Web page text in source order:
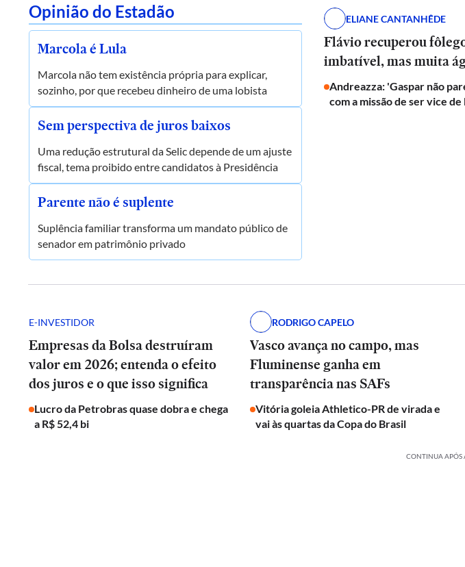
Opinião do Estadão
Marcola é Lula
Marcola não tem existência própria para explicar,
sozinho, por que recebeu dinheiro de uma lobista
Sem perspectiva de juros baixos
Uma redução estrutural da Selic depende de um ajuste
fiscal, tema proibido entre candidatos à Presidência
Parente não é suplente
Suplência familiar transforma um mandato público de
senador em patrimônio privado
ELIANE CANTANHÊDE
Flávio recuperou
imbatível, mas muita
Andreazza: 'Gaspar não
com a missão de ser vice de
E-INVESTIDOR
Empresas da Bolsa destruíram
valor em 2026; entenda o efeito
dos juros e o que isso significa
Lucro da Petrobras quase dobra e chega
a R$ 52,4 bi
RODRIGO CAPELO
Vasco avança no campo, mas
Fluminense ganha em
transparência nas SAFs
Vitória goleia Athletico-PR de virada e
vai às quartas da Copa do Brasil
CONTINUA APÓS